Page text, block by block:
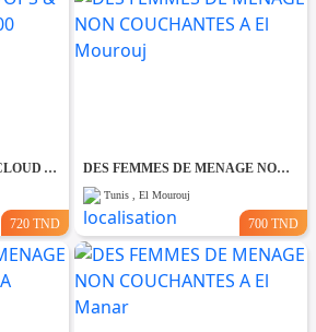
🚀 Formation DEVOPS & CLOUD AZURE AZ-900
720 TND
DES FEMMES DE MENAGE NON COUCHANTES A El Mourouj
Tunis , El Mourouj
700 TND